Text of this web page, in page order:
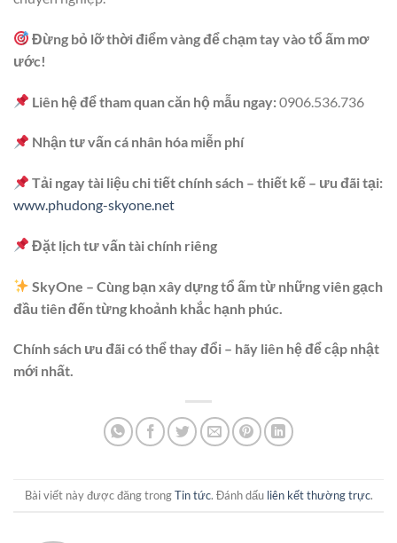
Đừng bỏ lỡ thời điểm vàng để chạm tay vào tổ ấm mơ
ước!
Liên hệ để tham quan căn hộ mẫu ngay:0906.536.736
Nhận tư vấn cá nhân hóa miễn phí
Tải ngay tài liệu chi tiết chính sách – thiết kế – ưu đãi tại:
www.phudong-skyone.net
Đặt lịch tư vấn tài chính riêng
SkyOne – Cùng bạn xây dựng tổ ấm từ những viên gạch
đầu tiên đến từng khoảnh khắc hạnh phúc.
Chính sách ưu đãi có thể thay đổi – hãy liên hệ để cập nhật
mới nhất.
Bài viết này được đăng trongTin tức. Đánh dấu liên kết thường trực.